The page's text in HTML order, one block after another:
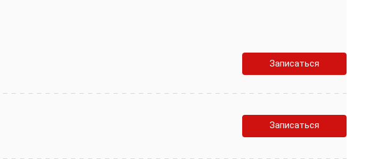
Записаться
Записаться